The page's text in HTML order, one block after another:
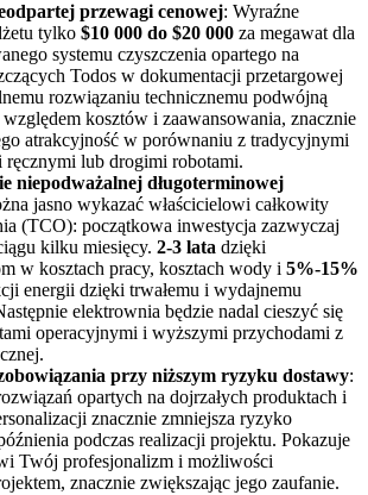
przewagi cenowej: Wyraźne
tylko $10 000 do $20 000 za megawat dla
systemu czyszczenia opartego na
Todos w dokumentacji przetargowej
rozwiązaniu technicznemu podwójną
kosztów i zaawansowania, znacznie
atrakcyjność w porównaniu z tradycyjnymi
ręcznymi lub drogimi robotami.
niepodważalnej długoterminowej
jasno wykazać właścicielowi całkowity
(TCO): początkowa inwestycja zazwyczaj
kilku miesięcy. 2-3 lata dzięki
w kosztach pracy, kosztach wody i 5%-15%
energii dzięki trwałemu i wydajnemu
elektrownia będzie nadal cieszyć się
operacyjnymi i wyższymi przychodami z
przy niższym ryzyku dostawy:
opartych na dojrzałych produktach i
znacznie zmniejsza ryzyko
podczas realizacji projektu. Pokazuje
Twój profesjonalizm i możliwości
znacznie zwiększając jego zaufanie.